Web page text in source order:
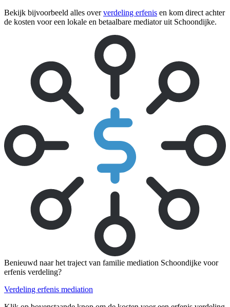
Bekijk bijvoorbeeld alles oververdeling erfenis en kom direct achter
de kosten voor een lokale en betaalbare mediator uit Schoondijke.
Benieuwd naar het traject van familie mediation Schoondijke voor
erfenis verdeling?
Verdeling erfenis mediation